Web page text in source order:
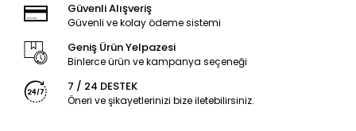
Güvenli Alışveriş
Güvenli ve kolay ödeme sistemi
Geniş Ürün Yelpazesi
Binlerce ürün ve kampanya seçeneği
7 / 24 DESTEK
Öneri ve şikayetlerinizi bize iletebilirsiniz.